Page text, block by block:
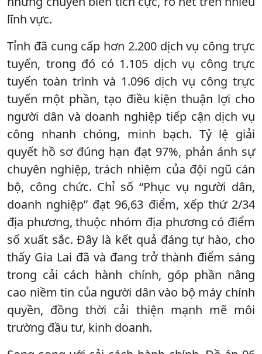
lĩnh vực.
Tỉnh đã cung cấp hơn 2.200 dịch vụ công trực
tuyến, trong đó có 1.105 dịch vụ công trực
tuyến toàn trình và 1.096 dịch vụ công trực
tuyến một phần, tạo điều kiện thuận lợi cho
người dân và doanh nghiệp tiếp cận dịch vụ
công nhanh chóng, minh bạch. Tỷ lệ giải
quyết hồ sơ đúng hạn đạt 97%, phản ánh sự
chuyên nghiệp, trách nhiệm của đội ngũ cán
bộ, công chức. Chỉ số “Phục vụ người dân,
doanh nghiệp” đạt 96,63 điểm, xếp thứ 2/34
địa phương, thuộc nhóm địa phương có điểm
số xuất sắc. Đây là kết quả đáng tự hào, cho
thấy Gia Lai đã và đang trở thành điểm sáng
trong cải cách hành chính, góp phần nâng
cao niềm tin của người dân vào bộ máy chính
quyền, đồng thời cải thiện mạnh mẽ môi
trường đầu tư, kinh doanh.